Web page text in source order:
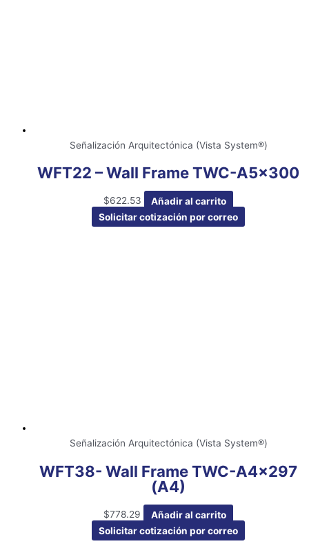
Señalización Arquitectónica (Vista System®)
WFT22 – Wall Frame TWC-A5x300
$622.53
Añadir al carrito
Solicitar cotización por correo
Señalización Arquitectónica (Vista System®)
WFT38- Wall Frame TWC-A4x297
(A4)
$778.29
Añadir al carrito
Solicitar cotización por correo